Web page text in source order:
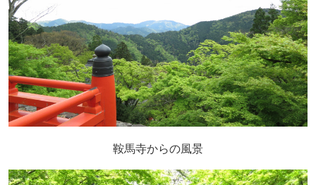
鞍馬寺からの風景